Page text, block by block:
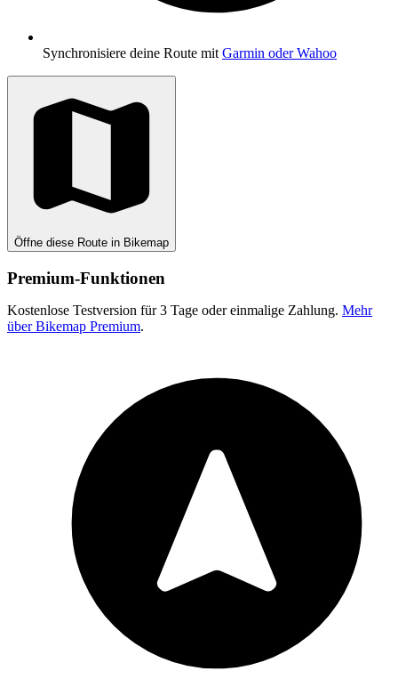
Synchronisiere deine Route mit Garmin oder Wahoo
Öffne diese Route in Bikemap
Premium-Funktionen
Kostenlose Testversion für 3 Tage oder einmalige Zahlung. Mehr
über Bikemap Premium.